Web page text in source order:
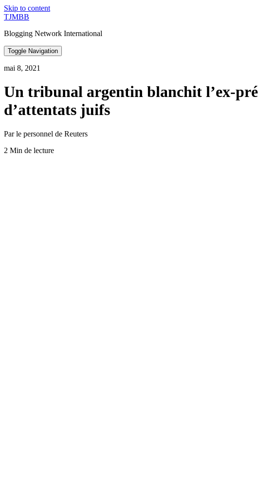
Skip to content
TJMBB
Blogging Network International
Toggle Navigation
mai 8, 2021
Un tribunal argentin blanchit l’ex-
d’attentats juifs
Par le personnel de Reuters
2 Min de lecture